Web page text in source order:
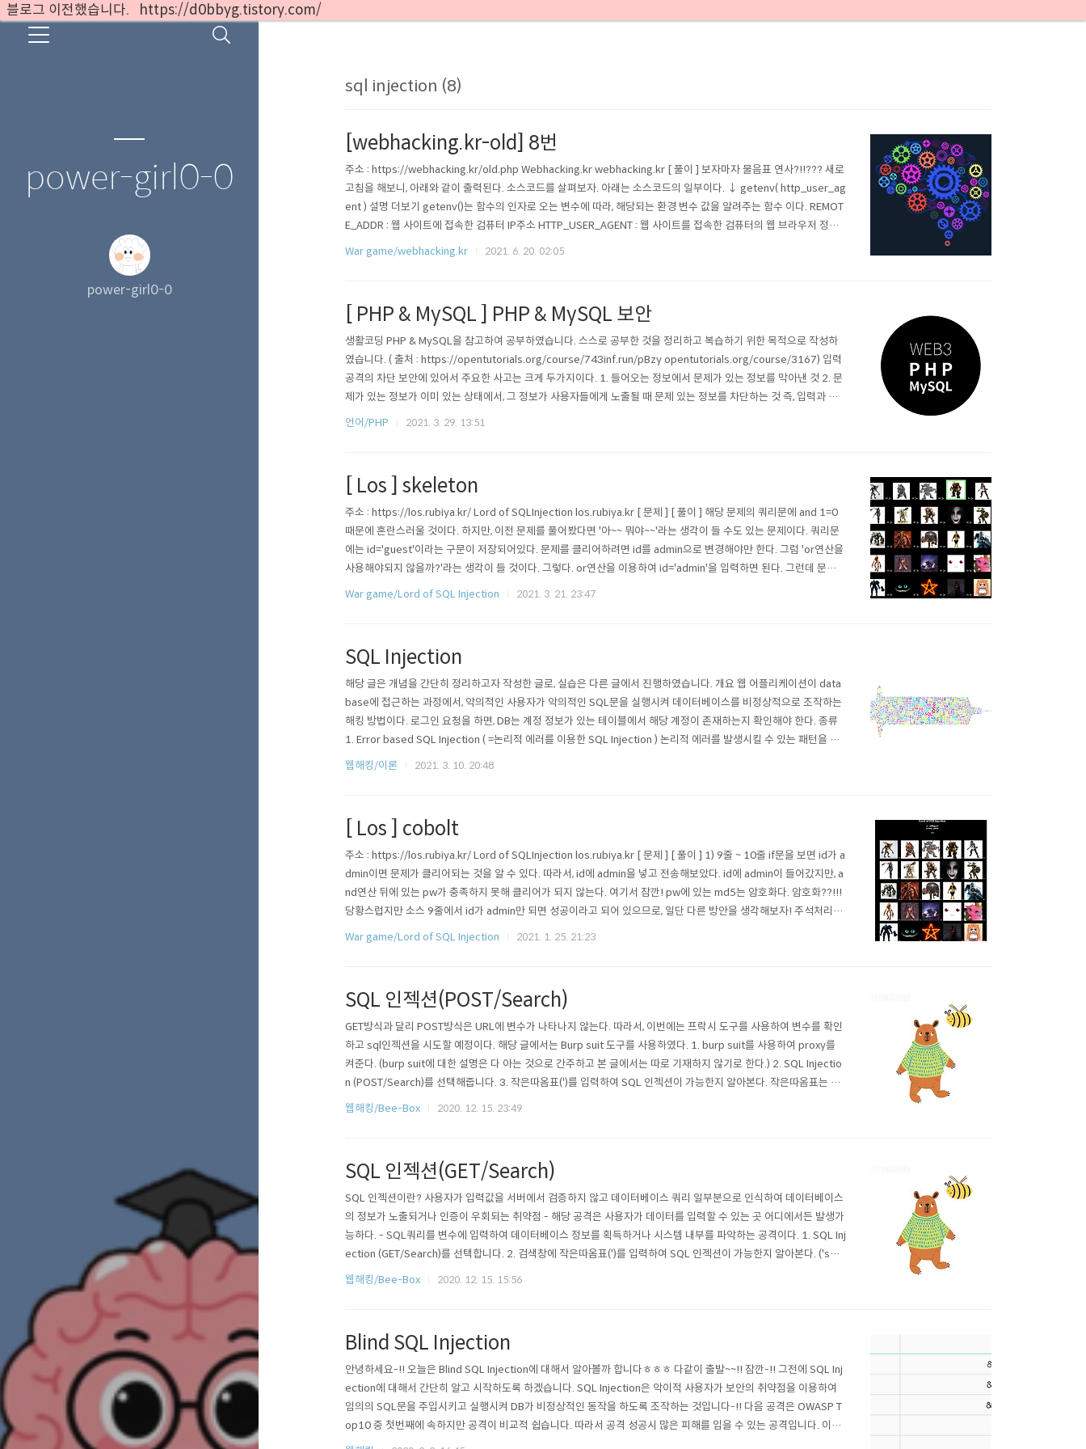
블로그 이전했습니다. https://d0bbyg.tistory.com/
power-girl0-0
power-girl0-0
sql injection (8)
[webhacking.kr-old] 8번
주소 : https://webhacking.kr/old.php Webhacking.kr webhacking.kr [ 풀이 ] 보자마자 물음표 연사?!!??? 새로
고침을 해보니, 아래와 같이 출력된다. 소스코드를 살펴보자. 아래는 소스코드의 일부이다. ↓ getenv( http_user_ag
ent ) 설명 더보기 getenv()는 함수의 인자로 오는 변수에 따라, 해당되는 환경 변수 값을 알려주는 함수 이다. REMOT
E_ADDR : 웹 사이트에 접속한 컴퓨터 IP주소 HTTP_USER_AGENT : 웹 사이트를 접속한 컴퓨터의 웹 브라우저 정보
소스코드를 분석하면 아래와 같다. 웹 사이트에 접속한 브라우저 정보를 $agent에 저장하고, ip주소는 $ip에 저장한
War game/webhacking.kr 2021. 6. 20. 02:05
[ PHP & MySQL ] PHP & MySQL 보안
생활코딩 PHP & MySQL을 참고하여 공부하였습니다. 스스로 공부한 것을 정리하고 복습하기 위한 목적으로 작성하
였습니다. ( 출처 : https://opentutorials.org/course/743inf.run/pBzy opentutorials.org/course/3167) 입력
공격의 차단 보안에 있어서 주요한 사고는 크게 두가지이다. 1. 들어오는 정보에서 문제가 있는 정보를 막아낸 것 2. 문
제가 있는 정보가 이미 있는 상태에서, 그 정보가 사용자들에게 노출될 때 문제 있는 정보를 차단하는 것 즉, 입력과 출
력에서 보안 사고가 일어난다. 사용자가 입력한 정보에서 문제가 될만한 정보를 차단하는 행위를 "filtering"이라고 하
언어/PHP 2021. 3. 29. 13:51
[ Los ] skeleton
주소 : https://los.rubiya.kr/ Lord of SQLInjection los.rubiya.kr [ 문제 ] [ 풀이 ] 해당 문제의 쿼리문에 and 1=0
때문에 혼란스러울 것이다. 하지만, 이전 문제를 풀어봤다면 '아~~ 뭐야~~'라는 생각이 들 수도 있는 문제이다. 쿼리문
에는 id='guest'이라는 구문이 저장되어있다. 문제를 클리어하려면 id를 admin으로 변경해야만 한다. 그럼 'or연산을
사용해야되지 않을까?'라는 생각이 들 것이다. 그렇다. or연산을 이용하여 id='admin'을 입력하면 된다. 그런데 문제는
and 1=0이다. 이것을 어떻게 우회해야 될까???!! 바로 %23 즉, #인 주석처리를 하면 and 1=0은 인식되지 않는다. 따
War game/Lord of SQL Injection 2021. 3. 21. 23:47
SQL Injection
해당 글은 개념을 간단히 정리하고자 작성한 글로, 실습은 다른 글에서 진행하였습니다. 개요 웹 어플리케이션이 data
base에 접근하는 과정에서, 악의적인 사용자가 악의적인 SQL문을 실행시켜 데이터베이스를 비정상적으로 조작하는
해킹 방법이다. 로그인 요청을 하면, DB는 계정 정보가 있는 테이블에서 해당 계정이 존재하는지 확인해야 한다. 종류
1. Error based SQL Injection ( =논리적 에러를 이용한 SQL Injection ) 논리적 에러를 발생시킬 수 있는 패턴을 이
용한 인증 우회 기법이다. SQL Injection에서 가장 많이 쓰이며 대중적인 공격기법이다. 2. union SQL injection unio
웹해킹/이론 2021. 3. 10. 20:48
[ Los ] cobolt
주소 : https://los.rubiya.kr/ Lord of SQLInjection los.rubiya.kr [ 문제 ] [ 풀이 ] 1) 9줄 ~ 10줄 if문을 보면 id가 a
dmin이면 문제가 클리어되는 것을 알 수 있다. 따라서, id에 admin을 넣고 전송해보았다. id에 admin이 들어갔지만, a
nd연산 뒤에 있는 pw가 충족하지 못해 클리어가 되지 않는다. 여기서 잠깐! pw에 있는 md5는 암호화다. 암호화??!!!
당황스럽지만 소스 9줄에서 id가 admin만 되면 성공이라고 되어 있으므로, 일단 다른 방안을 생각해보자! 주석처리인
#을 사용하면 어떨까?? 앞에 1번 문제에서 알아봤듯이 #은 뒤에 명령어를 무력화한다. 따라서, #을 이용하여 id=admi
War game/Lord of SQL Injection 2021. 1. 25. 21:23
SQL 인젝션(POST/Search)
GET방식과 달리 POST방식은 URL에 변수가 나타나지 않는다. 따라서, 이번에는 프락시 도구를 사용하여 변수를 확인
하고 sql인젝션을 시도할 예정이다. 해당 글에서는 Burp suit 도구를 사용하였다. 1. burp suit를 사용하여 proxy를
켜준다. (burp suit에 대한 설명은 다 아는 것으로 간주하고 본 글에서는 따로 기재하지 않기로 한다.) 2. SQL Injectio
n (POST/Search)를 선택해줍니다. 3. 작은따옴표(')를 입력하여 SQL 인젝션이 가능한지 알아본다. 작은따옴표는 데
이터베이스에서 문자 데이터를 구분하는 것으로 입력창에 '를 입력시 다음과 같이 문법 오류가 발생이 일어난다. 입력
웹해킹/Bee-Box 2020. 12. 15. 23:49
SQL 인젝션(GET/Search)
SQL 인젝션이란? 사용자가 입력값을 서버에서 검증하지 않고 데이터베이스 쿼리 일부분으로 인식하여 데이터베이스
의 정보가 노출되거나 인증이 우회되는 취약점 - 해당 공격은 사용자가 데이터를 입력할 수 있는 곳 어디에서든 발생가
능하다. - SQL쿼리를 변수에 입력하여 데이터베이스 정보를 획득하거나 시스템 내부를 파악하는 공격이다. 1. SQL Inj
ection (GET/Search)를 선택합니다. 2. 검색창에 작은따옴표(')를 입력하여 SQL 인젝션이 가능한지 알아본다. ('sqli
_1.php' 페이지는 영화 제목을 검색하고 데이터베이스에서 조회한 결과를 보여주는 페이지이다.) 입력결과 SQL 오류
웹해킹/Bee-Box 2020. 12. 15. 15:56
Blind SQL Injection
안녕하세요-!! 오늘은 Blind SQL Injection에 대해서 알아볼까 합니다ㅎㅎㅎ 다같이 출발~~!! 잠깐-!! 그전에 SQL Inj
ection에 대해서 간단히 알고 시작하도록 하겠습니다. SQL Injection은 악이적 사용자가 보안의 취약점을 이용하여
임의의 SQL문을 주입시키고 실행시켜 DB가 비정상적인 동작을 하도록 조작하는 것입니다-!! 다음 공격은 OWASP T
op10 중 첫번째에 속하지만 공격이 비교적 쉽습니다. 따라서 공격 성공시 많은 피해를 입을 수 있는 공격입니다. 이제
진짜로 Blind SQL Injection을 시작합니다~~!! 먼저, Blind SQL Injection에 대해서 알아보도록 하겠습니다_!! 데이